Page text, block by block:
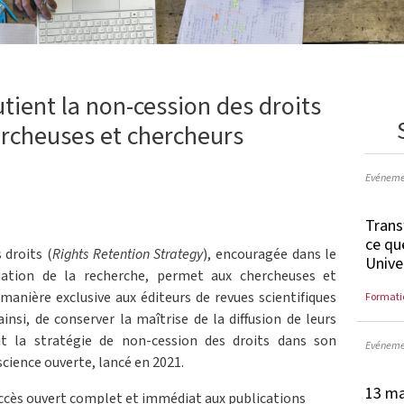
la non-cession des droits
et chercheurs
droits (Rights Retention Strategy), encouragée dans le
de la recherche, permet aux chercheuses et
exclusive aux éditeurs de revues scientifiques
de conserver la maîtrise de la diffusion de leurs
la stratégie de non-cession des droits dans son
ouverte, lancé en 2021.
ouvert complet et immédiat aux publications
ce
13